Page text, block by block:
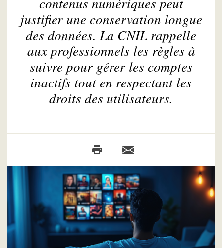
justifier une conservation longue
des données. La CNIL rappelle
aux professionnels les règles à
suivre pour gérer les comptes
inactifs tout en respectant les
droits des utilisateurs.